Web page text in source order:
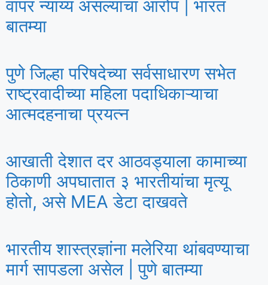
वापर न्याय्य असल्याचा आरोप | भारत
बातम्या
पुणे जिल्हा परिषदेच्या सर्वसाधारण सभेत
राष्ट्रवादीच्या महिला पदाधिकाऱ्याचा
आत्मदहनाचा प्रयत्न
आखाती देशात दर आठवड्याला कामाच्या
ठिकाणी अपघातात ३ भारतीयांचा मृत्यू
होतो, असे MEA डेटा दाखवते
भारतीय शास्त्रज्ञांना मलेरिया थांबवण्याचा
मार्ग सापडला असेल | पुणे बातम्या